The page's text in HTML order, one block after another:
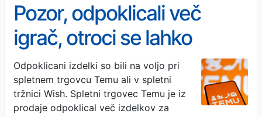
Pozor, odpoklicali več
igrač, otroci se lahko
zadušijo ali poškodujejo!
(FOTO)
Odpoklicani izdelki so bili na voljo pri
spletnem trgovcu Temu ali v spletni
tržnici Wish. Spletni trgovec Temu je iz
prodaje odpoklical več izdelkov za